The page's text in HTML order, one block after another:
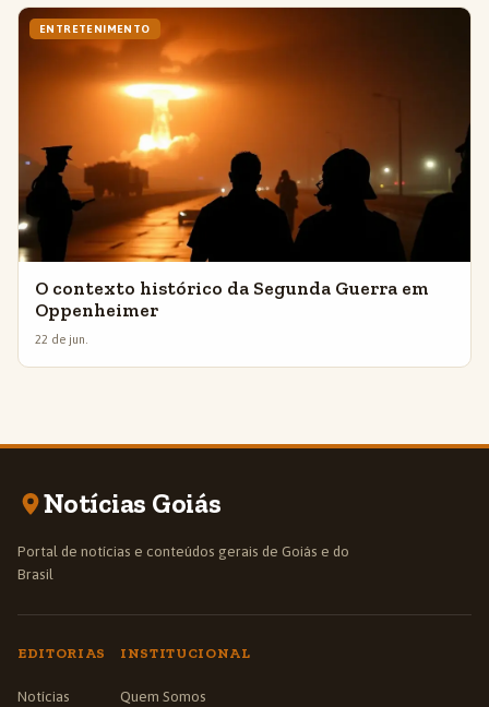
ENTRETENIMENTO
O contexto histórico da Segunda Guerra em
Oppenheimer
22 de jun.
Notícias Goiás
Portal de notícias e conteúdos gerais de Goiás e do
Brasil
EDITORIAS
Notícias
INSTITUCIONAL
Quem Somos